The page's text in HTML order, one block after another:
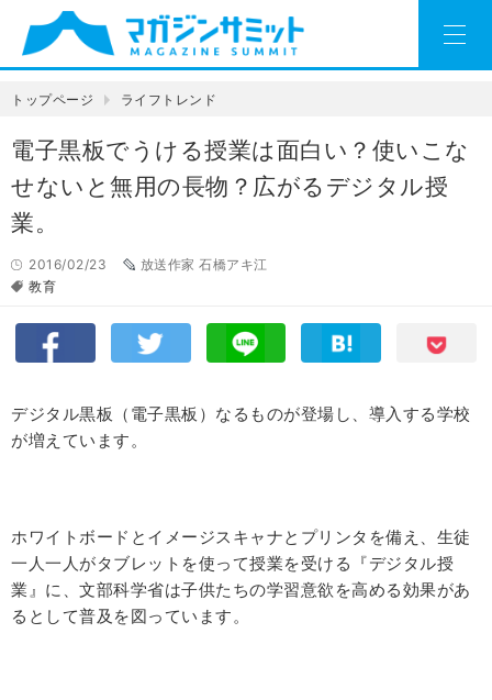
トップページ ライフトレンド
電子黒板でうける授業は面白い？使いこな
せないと無用の長物？広がるデジタル授
業。
2016/02/23
放送作家 石橋アキ江
教育
デジタル黒板（電子黒板）なるものが登場し、導入する学校
が増えています。
ホワイトボードとイメージスキャナとプリンタを備え、生徒
一人一人がタブレットを使って授業を受ける『デジタル授
業』に、文部科学省は子供たちの学習意欲を高める効果があ
るとして普及を図っています。